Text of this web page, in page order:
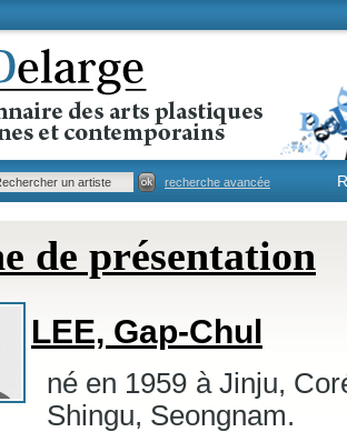
recherche avancée
de présentation
LEE, Gap-Chul
né en 1959 à Jinju,
Shingu, Seongnam.